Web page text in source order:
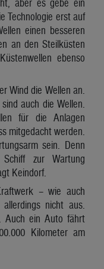
Technologie erst auf
einen besseren
an den Steilküsten
ebenso
Wind die Wellen an.
auch die Wellen.
für die Anlagen
mitgedacht werden.
sein. Denn
zur Wartung
Keindorf.
– wie auch
nicht aus.
Auch ein Auto fährt
Kilometer am